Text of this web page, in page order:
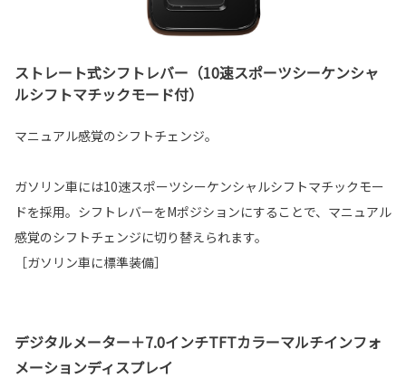
ストレート式シフトレバー（10速スポーツシーケンシャ
ルシフトマチックモード付）
マニュアル感覚のシフトチェンジ。
ガソリン車には10速スポーツシーケンシャルシフトマチックモー
ドを採用。シフトレバーをMポジションにすることで、マニュアル
感覚のシフトチェンジに切り替えられます。
［ガソリン車に標準装備］
デジタルメーター＋7.0インチTFTカラーマルチインフォ
メーションディスプレイ